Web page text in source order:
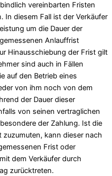
vereinbarten Fristen
In diesem Fall ist der Verkäufer
um die Dauer der
Anlauffrist
Hinausschiebung der Frist gilt
sind auch in Fällen
auf den Betrieb eines
von ihm noch von dem
der Dauer dieser
von seinen vertraglichen
der Zahlung. Ist die
kann dieser nach
Frist oder
dem Verkäufer durch
zurücktreten.